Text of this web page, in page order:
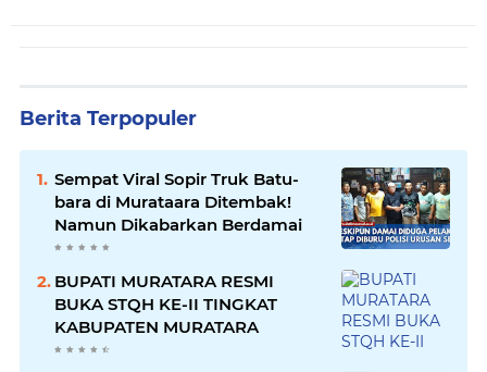
Berita Terpopuler
Sempat Viral Sopir Truk Batu-
bara di Murataara Ditembak!
Namun Dikabarkan Berdamai
BUPATI MURATARA RESMI
BUKA STQH KE-II TINGKAT
KABUPATEN MURATARA